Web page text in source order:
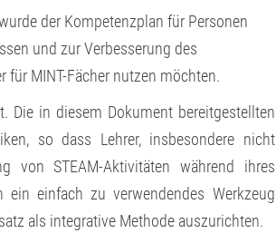
der Kompetenzplan für Personen
und zur Verbesserung des
für MINT-Fächer nutzen möchten.
Die in diesem Dokument bereitgestellten
so dass Lehrer, insbesondere nicht
von STEAM-Aktivitäten während ihres
einfach zu verwendendes Werkzeug
als integrative Methode auszurichten.